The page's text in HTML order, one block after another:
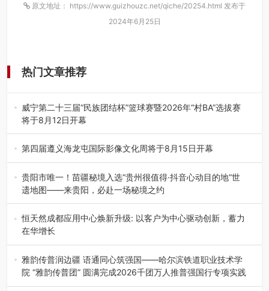
原文地址： https://www.guizhouzc.net/qiche/20254.html 发布于
2024年6月25日
热门文章推荐
威宁第二十三届“民族团结杯”篮球赛暨2026年“村BA”选拔赛
将于8月12日开幕
8月7日，威宁彝族回族苗族自治县第二十三届“民族团结
杯”篮球赛暨2026年“村B…
第四届遵义海龙屯国际影像文化周将于8月15日开幕
8月7日，第四届遵义海龙屯国际影像文化周媒体通气会在世
界文化遗产地海龙屯核心景区…
贵阳市唯一！苗疆秘境入选“贵州很值得·抖音心动目的地”世
遗地图——来贵阳，必赴一场秘境之约
2026年7月21日，2026年“贵州很值得”暨抖音“心动目的
地”（贵州站）主题…
恒天然成都应用中心焕新升级: 以客户为中心驱动创新，蓄力
在华增长
融合全球研发实力与本土洞察，深化客户共创，赋能西南市
场创新发展 （7月27日，成…
雅韵传普润边疆 语通同心筑强国——哈尔滨铁道职业技术学
院 “雅韵传普团” 圆满完成2026千团万人推普强国行专项实践
为扎实推进2026“千团万人推普强国行”大学生暑期社会实